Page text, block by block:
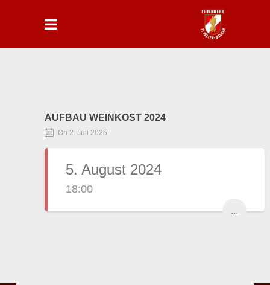
AUFBAU WEINKOST 2024
On 2. Juli 2025
5. August 2024
18:00
...